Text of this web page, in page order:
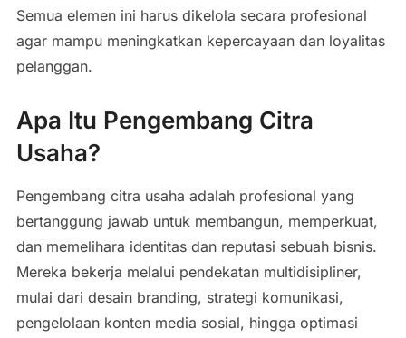
Semua elemen ini harus dikelola secara profesional
agar mampu meningkatkan kepercayaan dan loyalitas
pelanggan.
Apa Itu Pengembang Citra
Usaha?
Pengembang citra usaha adalah profesional yang
bertanggung jawab untuk membangun, memperkuat,
dan memelihara identitas dan reputasi sebuah bisnis.
Mereka bekerja melalui pendekatan multidisipliner,
mulai dari desain branding, strategi komunikasi,
pengelolaan konten media sosial, hingga optimasi